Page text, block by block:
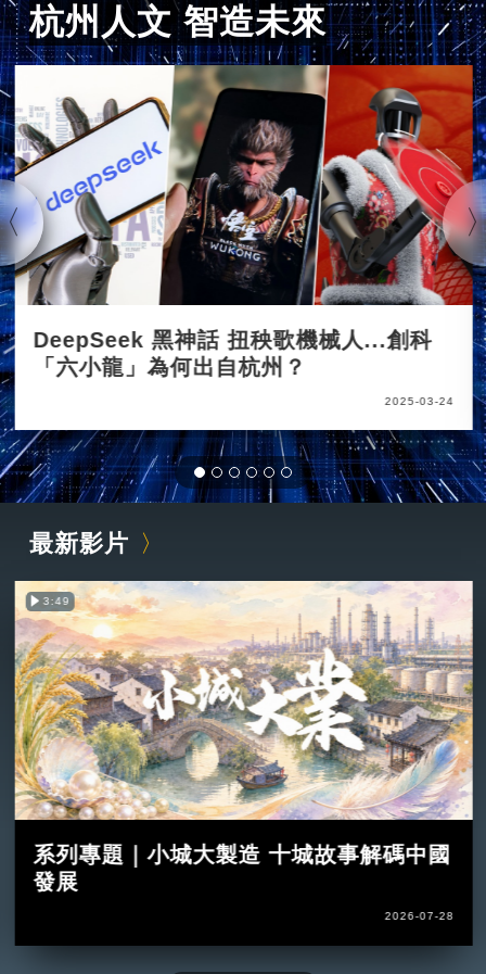
杭州人文 智造未來
DeepSeek 黑神話 扭秧歌機械人...創科
「六小龍」為何出自杭州？
2025-03-24
最新影片
3:49
系列專題｜小城大製造 十城故事解碼中國
發展
2026-07-28